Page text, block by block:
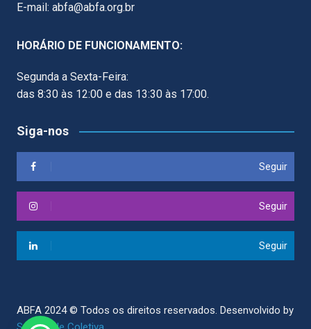
E-mail: abfa@abfa.org.br
HORÁRIO DE FUNCIONAMENTO:
Segunda a Sexta-Feira:
das 8:30 às 12:00 e das 13:30 às 17:00.
Siga-nos
Seguir
Seguir
Seguir
ABFA 2024 © Todos os direitos reservados. Desenvolvido by